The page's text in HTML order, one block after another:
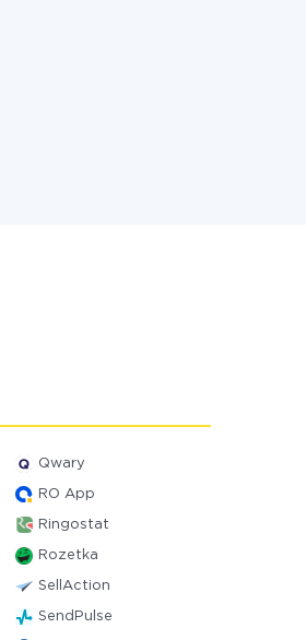
Qwary
RO App
Ringostat
Rozetka
SellAction
SendPulse